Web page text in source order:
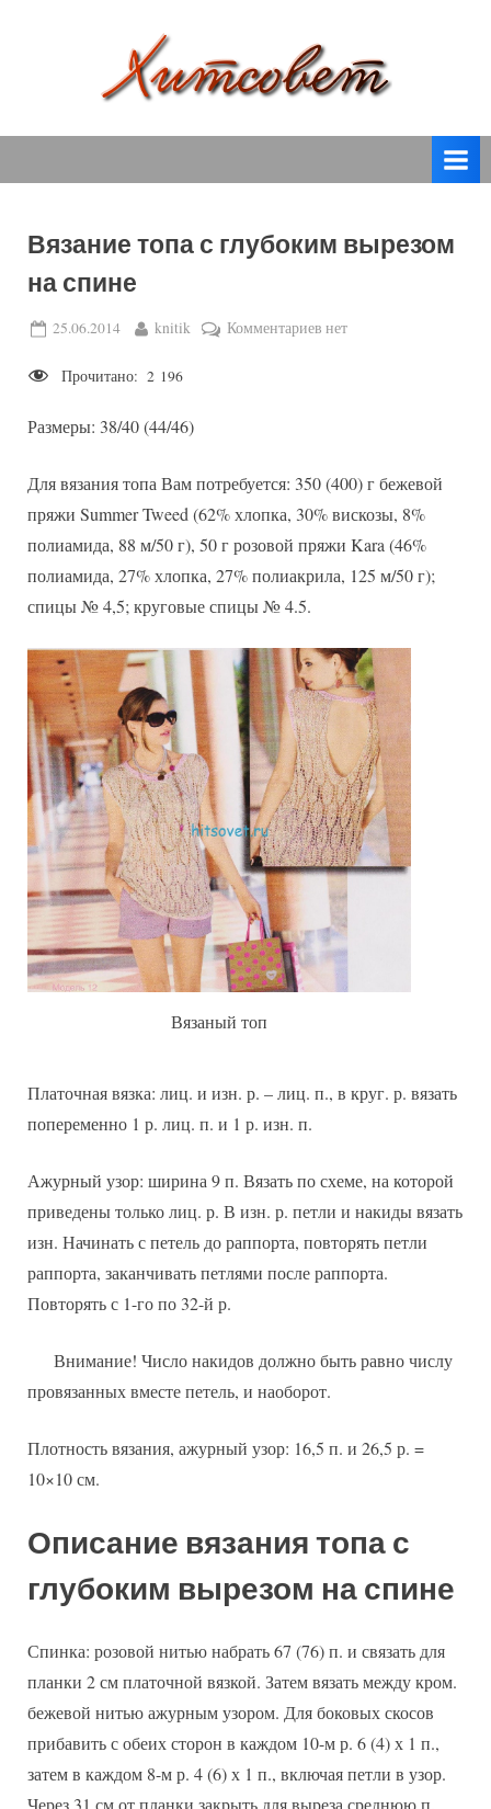
т
о
е
спицами,
крючком,
вязаные
модели
описанием
Вязание топа с глубоким вырезом
на спине
Posted
25.06.2014 By
knitik Комментариевк
вырезом
нет
Прочитано: 2 196
Размеры: 38/40 (44/46)
Для вязания топа Вам потребуется: 350 (400) г бежевой
пряжи Summer Tweed (62% хлопка, 30% вискозы, 8%
полиамида, 88 м/50 г), 50 г розовой пряжи Kara (46%
полиамида, 27% хлопка, 27% полиакрила, 125 м/50 г);
спицы № 4,5; круговые спицы № 4.5.
Вязаный топ
Платочная вязка: лиц. и изн. р. – лиц. п., в круг. р. вязать
попеременно 1 р. лиц. п. и 1 р. изн. п.
Ажурный узор: ширина 9 п. Вязать по схеме, на которой
приведены только лиц. р. В изн. р. петли и накиды вязать
изн. Начинать с петель до раппорта, повторять петли
раппорта, заканчивать петлями после раппорта.
Повторять с 1-го по 32-й р.
Внимание! Число накидов должно быть равно числу
провязанных вместе петель, и наоборот.
Плотность вязания, ажурный узор: 16,5 п. и 26,5 р. =
10×10 см.
Описание вязания топа с
глубоким вырезом на спине
Спинка: розовой нитью набрать 67 (76) п. и связать для
планки 2 см платочной вязкой. Затем вязать между кром.
бежевой нитью ажурным узором. Для боковых скосов
прибавить с обеих сторон в каждом 10-м р. 6 (4) х 1 п.,
затем в каждом 8-м р. 4 (6) х 1 п., включая петли в узор.
Через 31 см от планки закрыть для выреза среднюю п.